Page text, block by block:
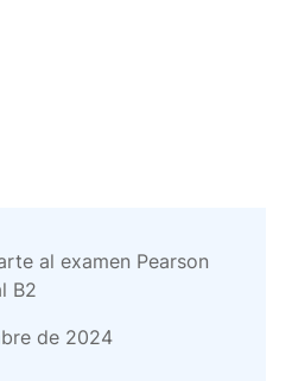
al examen Pearson
B2
de 2024